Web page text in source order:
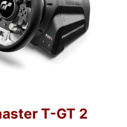
T-GT 2